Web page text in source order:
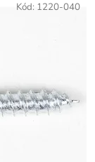
Kód: 1220-040